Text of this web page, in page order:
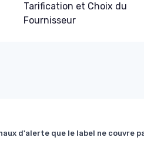
Tarification et Choix du
Fournisseur
d'alerte que le label ne couvre